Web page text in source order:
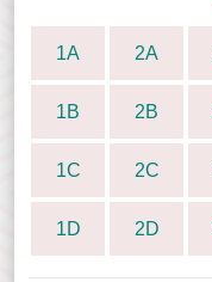
1A 2A
1B 2B
1C 2C
1D 2D